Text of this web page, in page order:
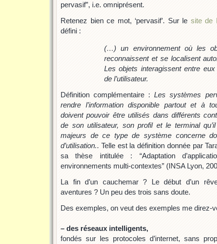
pervasif”, i.e. omniprésent.
Retenez bien ce mot, ‘pervasif’. Sur le site de
défini :
(…) un environnement où les
reconnaissent et se localisent
Les objets interagissent entre
de l’utilisateur.
Définition complémentaire :Les systèmes
rendre l’information disponible partout et à
doivent pouvoir être utilisés dans différents
de son utilisateur, son profil et le terminal
majeurs de ce type de système concerne
d’utilisation.. Telle est la définition donnée par
sa thèse intitulée : “Adaptation
environnements multi-contextes” (INSA Lyon,
La fin d’un cauchemar ? Le début d’un
aventures ? Un peu des trois sans doute.
Des exemples, on veut des exemples me direz-
– des réseaux intelligents,
fondés sur les protocoles d’internet, sans